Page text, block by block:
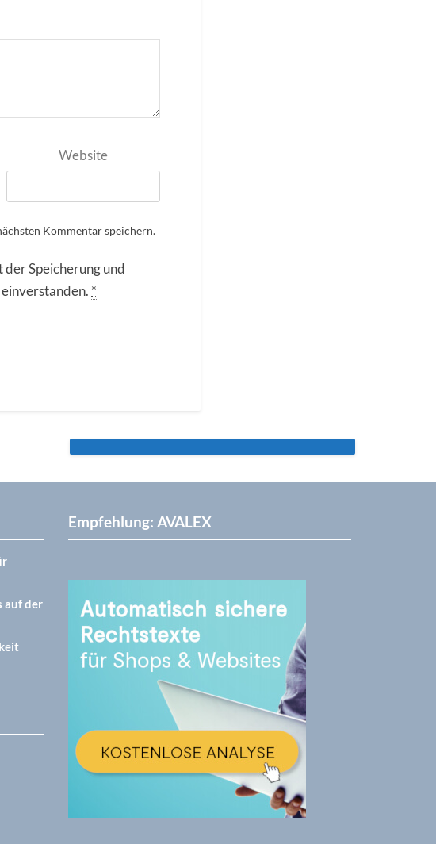
Website
Kommentar speichern.
Speicherung und
*
auf der
Empfehlung: AVALEX